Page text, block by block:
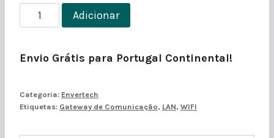
Quantidade
de
Adicionar
Envio Grátis para Portugal Continental!
Categoria: Envertech
Etiquetas: Gateway de Comunicação, LAN, WIFI